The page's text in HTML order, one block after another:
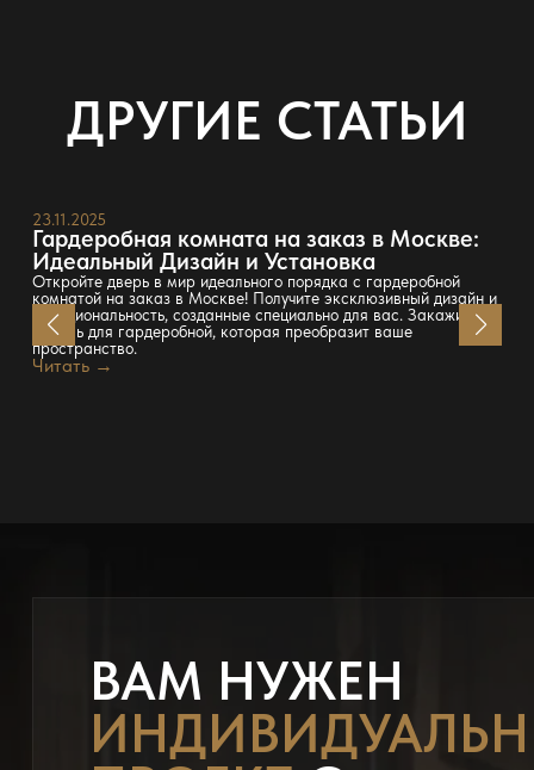
ДРУГИЕ СТАТЬИ
23.11.2025
Гардеробная комната на заказ в Москве:
Идеальный Дизайн и Установка
Откройте дверь в мир идеального порядка с гардеробной
комнатой на заказ в Москве! Получите эксклюзивный дизайн и
функциональность, созданные специально для вас. Закажите
мебель для гардеробной, которая преобразит ваше
пространство.
Читать →
ВАМ НУЖЕН